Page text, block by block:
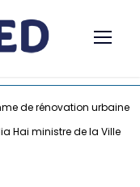
de rénovation urbaine
Hai ministre de la Ville